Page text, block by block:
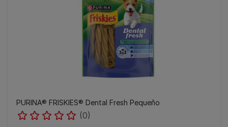
PURINA® FRISKIES® Dental Fresh Pequeño
(0)